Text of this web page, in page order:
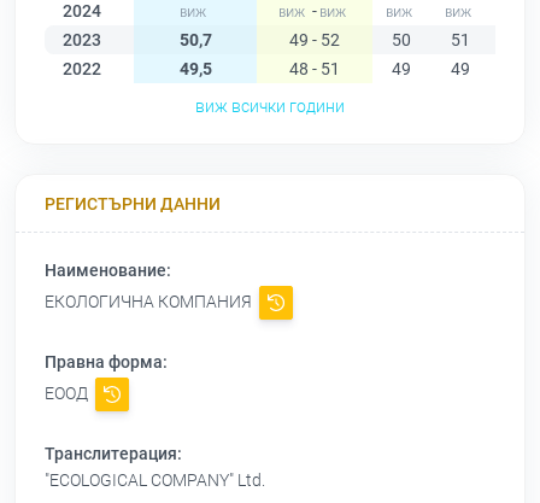
2024
-
2023
50,7 49 - 52 50 51
2022
49,5 48 - 51 49 49
виж всички години
РЕГИСТЪРНИ ДАННИ
Наименование:
ЕКОЛОГИЧНА КОМПАНИЯ
Правна форма:
ЕООД
Транслитерация:
"ECOLOGICAL COMPANY" Ltd.